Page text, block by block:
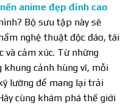
anime đẹp đỉnh cao
Bộ sưu tập này sẽ
nghệ thuật độc đáo, tái
và cảm xúc. Từ những
cảnh hùng vĩ, mỗi
lưỡng để mang lại trải
cùng khám phá thế giới